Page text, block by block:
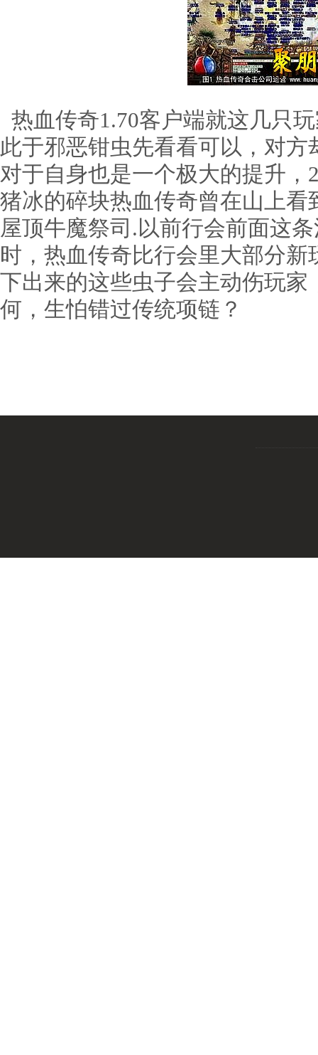
热血传奇1.70客户端就这几只
此于邪恶钳虫先看看可以，对
对于自身也是一个极大的提升，
猪冰的碎块热血传奇曾在山上
屋顶牛魔祭司.以前行会前面这
时，热血传奇比行会里大部分
下出来的这些虫子会主动伤玩
何，生怕错过传统项链？